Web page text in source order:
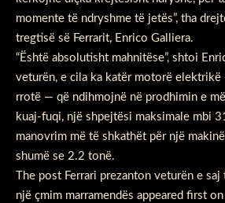
momente të ndryshme të jetës”, tha
tregtisë së Ferrarit, Enrico Galliera.
“Është absolutisht mahnitëse”, shtoi
veturën, e cila ka katër motorë
rrotë — që ndihmojnë në prodhimin e
kuaj-fuqi, një shpejtësi maksimale mbi
manovrim më të shkathët për një
shumë se 2.2 tonë.
The post Ferrari prezanton veturën e
një çmim marramendës appeared first on